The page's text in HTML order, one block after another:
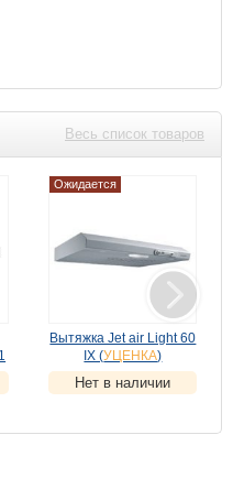
Весь список товаров
Ожидается
Вытяжка Jet air Light 60
IX (УЦЕНКА)
Нет в наличии